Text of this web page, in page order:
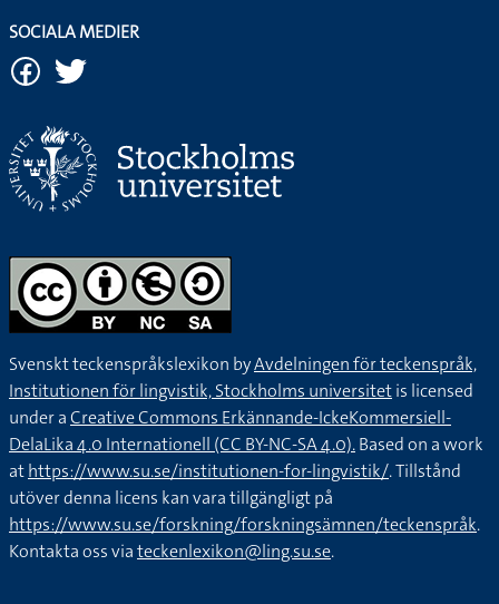
SOCIALA MEDIER
Svenskt teckenspråkslexikon byAvdelningen för teckenspråk,
Institutionen för lingvistik, Stockholms universitetis licensed
under aCreative Commons Erkännande-IckeKommersiell-
DelaLika 4.0 Internationell (CC BY-NC-SA 4.0).Based on a work
athttps://www.su.se/institutionen-for-lingvistik/. Tillstånd
utöver denna licens kan vara tillgängligt på
https://www.su.se/forskning/forskningsämnen/teckenspråk.
Kontakta oss viateckenlexikon@ling.su.se.